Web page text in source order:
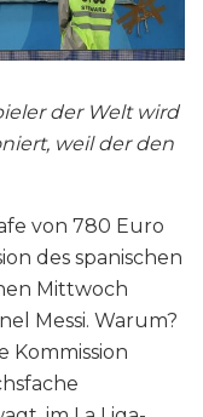
der Welt wird
weil der den
von 780 Euro
des spanischen
Mittwoch
Messi. Warum?
Kommission